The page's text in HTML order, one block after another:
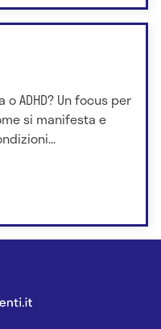
ADHD? Un focus per
si manifesta e